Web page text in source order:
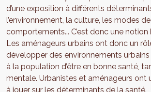
d’une exposition à différents
l’environnement, la culture, les modes
comportements... C’est donc une notion
Les aménageurs urbains ont donc un
développer des environnements
à la population d’être en bonne santé,
mentale. Urbanistes et aménageurs ont
à jouer sur les déterminants de la santé.